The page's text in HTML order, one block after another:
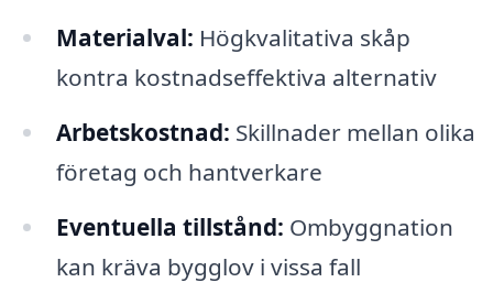
Materialval: Högkvalitativa skåp
kontra kostnadseffektiva alternativ
Arbetskostnad: Skillnader mellan olika
företag och hantverkare
Eventuella tillstånd: Ombyggnation
kan kräva bygglov i vissa fall